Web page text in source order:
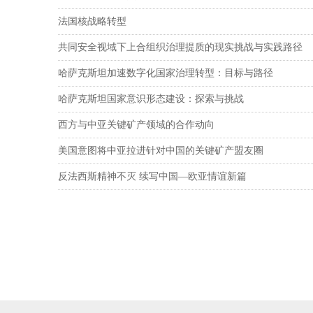
法国核战略转型
共同安全视域下上合组织治理提质的现实挑战与实践路径
哈萨克斯坦加速数字化国家治理转型：目标与路径
哈萨克斯坦国家意识形态建设：探索与挑战
西方与中亚关键矿产领域的合作动向
美国意图将中亚拉进针对中国的关键矿产盟友圈
反法西斯精神不灭 续写中国—欧亚情谊新篇